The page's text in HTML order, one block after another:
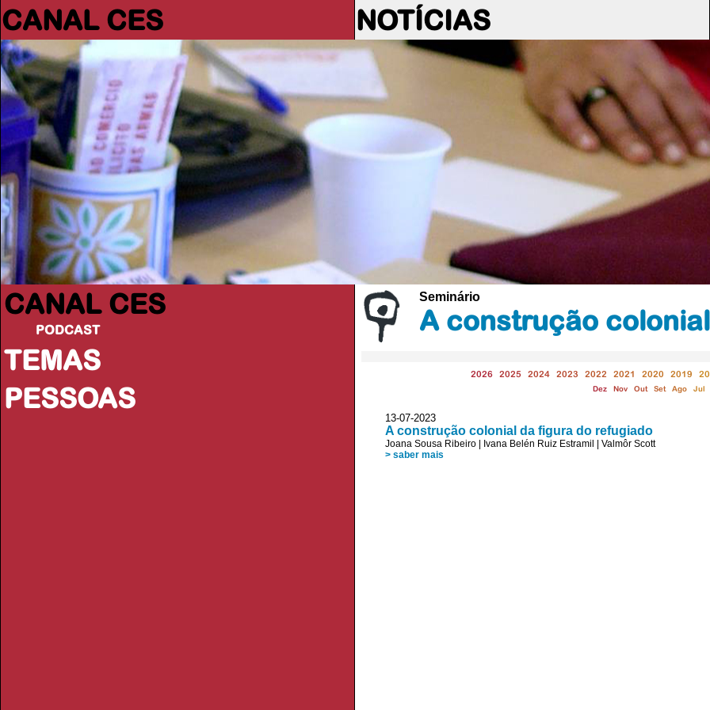
CANAL CES NOTÍCIAS
CANAL CES
PODCAST
TEMAS
PESSOAS
Seminário
A construção
2026 2025 2024 2023 2022 2021 2020 2019
Dez Nov Out Set Ago Jul
13-07-2023
A construção colonial da figura do refugiado
Joana Sousa Ribeiro Ivana Belén Ruiz Estramil
Valmôr Scott
> saber mais